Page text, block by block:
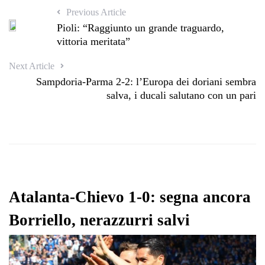
Previous Article
Pioli: “Raggiunto un grande traguardo,
vittoria meritata”
Next Article
Sampdoria-Parma 2-2: l’Europa dei doriani sembra
salva, i ducali salutano con un pari
Atalanta-Chievo 1-0: segna ancora
Borriello, nerazzurri salvi